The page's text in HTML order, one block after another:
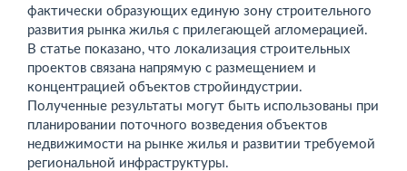
фактически образующих единую зону строительного
развития рынка жилья с прилегающей агломерацией.
В статье показано, что локализация строительных
проектов связана напрямую с размещением и
концентрацией объектов стройиндустрии.
Полученные результаты могут быть использованы при
планировании поточного возведения объектов
недвижимости на рынке жилья и развитии требуемой
региональной инфраструктуры.